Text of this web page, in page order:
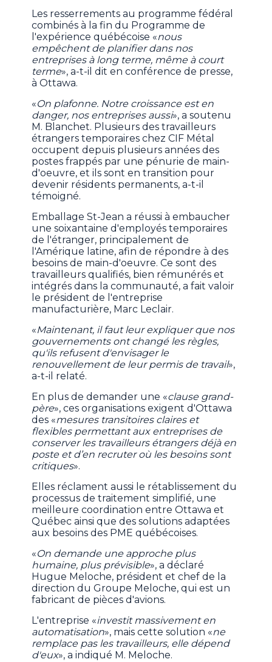
Les resserrements au programme fédéral
combinés à la fin du Programme de
l'expérience québécoise «nous
empêchent de planifier dans nos
entreprises à long terme, même à court
terme», a-t-il dit en conférence de presse,
à Ottawa.
«On plafonne. Notre croissance est en
danger, nos entreprises aussi», a soutenu
M. Blanchet. Plusieurs des travailleurs
étrangers temporaires chez CIF Métal
occupent depuis plusieurs années des
postes frappés par une pénurie de main-
d'oeuvre, et ils sont en transition pour
devenir résidents permanents, a-t-il
témoigné.
Emballage St-Jean a réussi à embaucher
une soixantaine d'employés temporaires
de l'étranger, principalement de
l'Amérique latine, afin de répondre à des
besoins de main-d'oeuvre. Ce sont des
travailleurs qualifiés, bien rémunérés et
intégrés dans la communauté, a fait valoir
le président de l'entreprise
manufacturière, Marc Leclair.
«Maintenant, il faut leur expliquer que nos
gouvernements ont changé les règles,
qu'ils refusent d'envisager le
renouvellement de leur permis de travail»,
a-t-il relaté.
En plus de demander une «clause grand-
père», ces organisations exigent d'Ottawa
des «mesures transitoires claires et
flexibles permettant aux entreprises de
conserver les travailleurs étrangers déjà en
poste et d’en recruter où les besoins sont
critiques».
Elles réclament aussi le rétablissement du
processus de traitement simplifié, une
meilleure coordination entre Ottawa et
Québec ainsi que des solutions adaptées
aux besoins des PME québécoises.
«On demande une approche plus
humaine, plus prévisible», a déclaré
Hugue Meloche, président et chef de la
direction du Groupe Meloche, qui est un
fabricant de pièces d'avions.
L'entreprise «investit massivement en
automatisation», mais cette solution «ne
remplace pas les travailleurs, elle dépend
d'eux», a indiqué M. Meloche.